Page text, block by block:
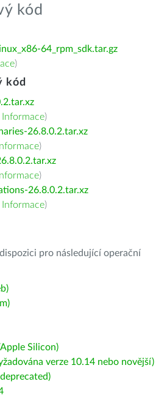
kód
64_rpm_sdk.tar.gz
)
kód
Informace)
26.8.0.2.tar.xz
Informace)
Informace)
26.8.0.2.tar.xz
Informace)
pro následující operační
Silicon)
verze 10.14 nebo novější)